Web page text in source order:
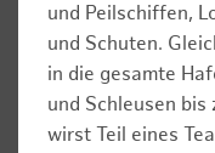
und Peilschiffen,
und Schuten.
in die gesamte
und Schleusen bis
wirst Teil eines